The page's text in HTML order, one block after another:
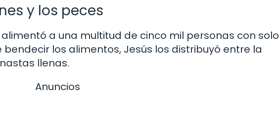
y los peces
alimentó a una multitud de cinco mil personas con solo
los alimentos, Jesús los distribuyó entre la
llenas.
Anuncios